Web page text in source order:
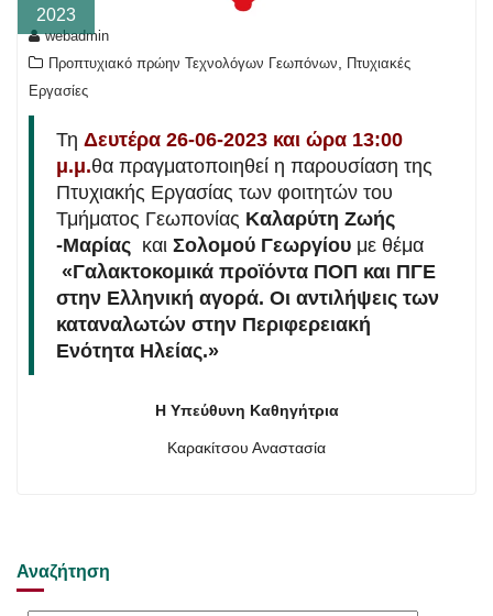
2023
webadmin
Προπτυχιακό πρώην Τεχνολόγων Γεωπόνων
Πτυχιακές
Εργασίες
Τη Δευτέρα 26-06-2023 και ώρα 13:00
μ.μ.θα πραγματοποιηθεί η παρουσίαση της
Πτυχιακής Εργασίας των φοιτητών του
Τμήματος Γεωπονίας Καλαρύτη Ζωής
-Μαρίας και Σολομού Γεωργίου με θέμα
«Γαλακτοκομικά προϊόντα ΠΟΠ και ΠΓΕ
στην Ελληνική αγορά. Οι αντιλήψεις των
καταναλωτών στην Περιφερειακή
Ενότητα Ηλείας.»
Η Υπεύθυνη Καθηγήτρια
Καρακίτσου Αναστασία
Αναζήτηση